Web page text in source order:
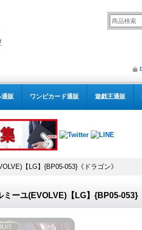
通販 ワンピカード通販 遊戯王通販
【LG】{BP05-053}《ドラゴン》
ミーユ(EVOLVE)【LG】{BP05-053}